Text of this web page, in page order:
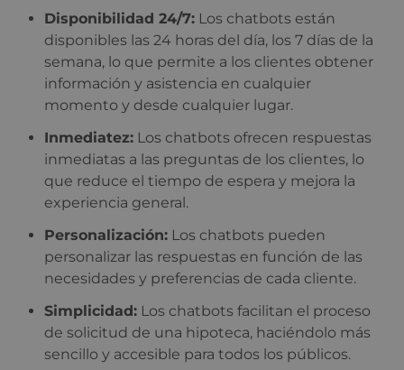
Disponibilidad 24/7: Los chatbots están
disponibles las 24 horas del día, los 7 días de la
semana, lo que permite a los clientes obtener
información y asistencia en cualquier
momento y desde cualquier lugar.
Inmediatez: Los chatbots ofrecen respuestas
inmediatas a las preguntas de los clientes, lo
que reduce el tiempo de espera y mejora la
experiencia general.
Personalización: Los chatbots pueden
personalizar las respuestas en función de las
necesidades y preferencias de cada cliente.
Simplicidad: Los chatbots facilitan el proceso
de solicitud de una hipoteca, haciéndolo más
sencillo y accesible para todos los públicos.